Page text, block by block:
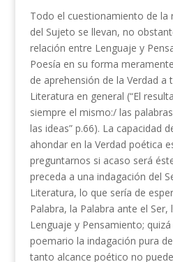
Todo el cuestionamiento de la
del Sujeto se llevan, no
relación entre Lenguaje y
Poesía en su forma
de aprehensión de la Verdad a
Literatura en general (“El
siempre el mismo:/ las
las ideas” p.66). La capacidad
ahondar en la Verdad poética
preguntarnos si acaso será
preceda a una indagación del
Literatura, lo que sería de
Palabra, la Palabra ante el Ser,
Lenguaje y Pensamiento;
poemario la indagación pura
tanto alcance poético no